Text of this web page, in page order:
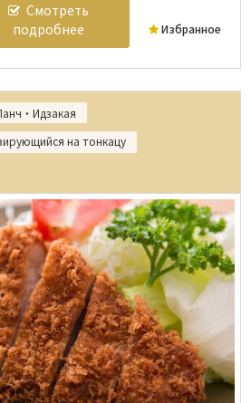
Избранное
Смотреть
подробнее
・Идзакая
на тонкацу